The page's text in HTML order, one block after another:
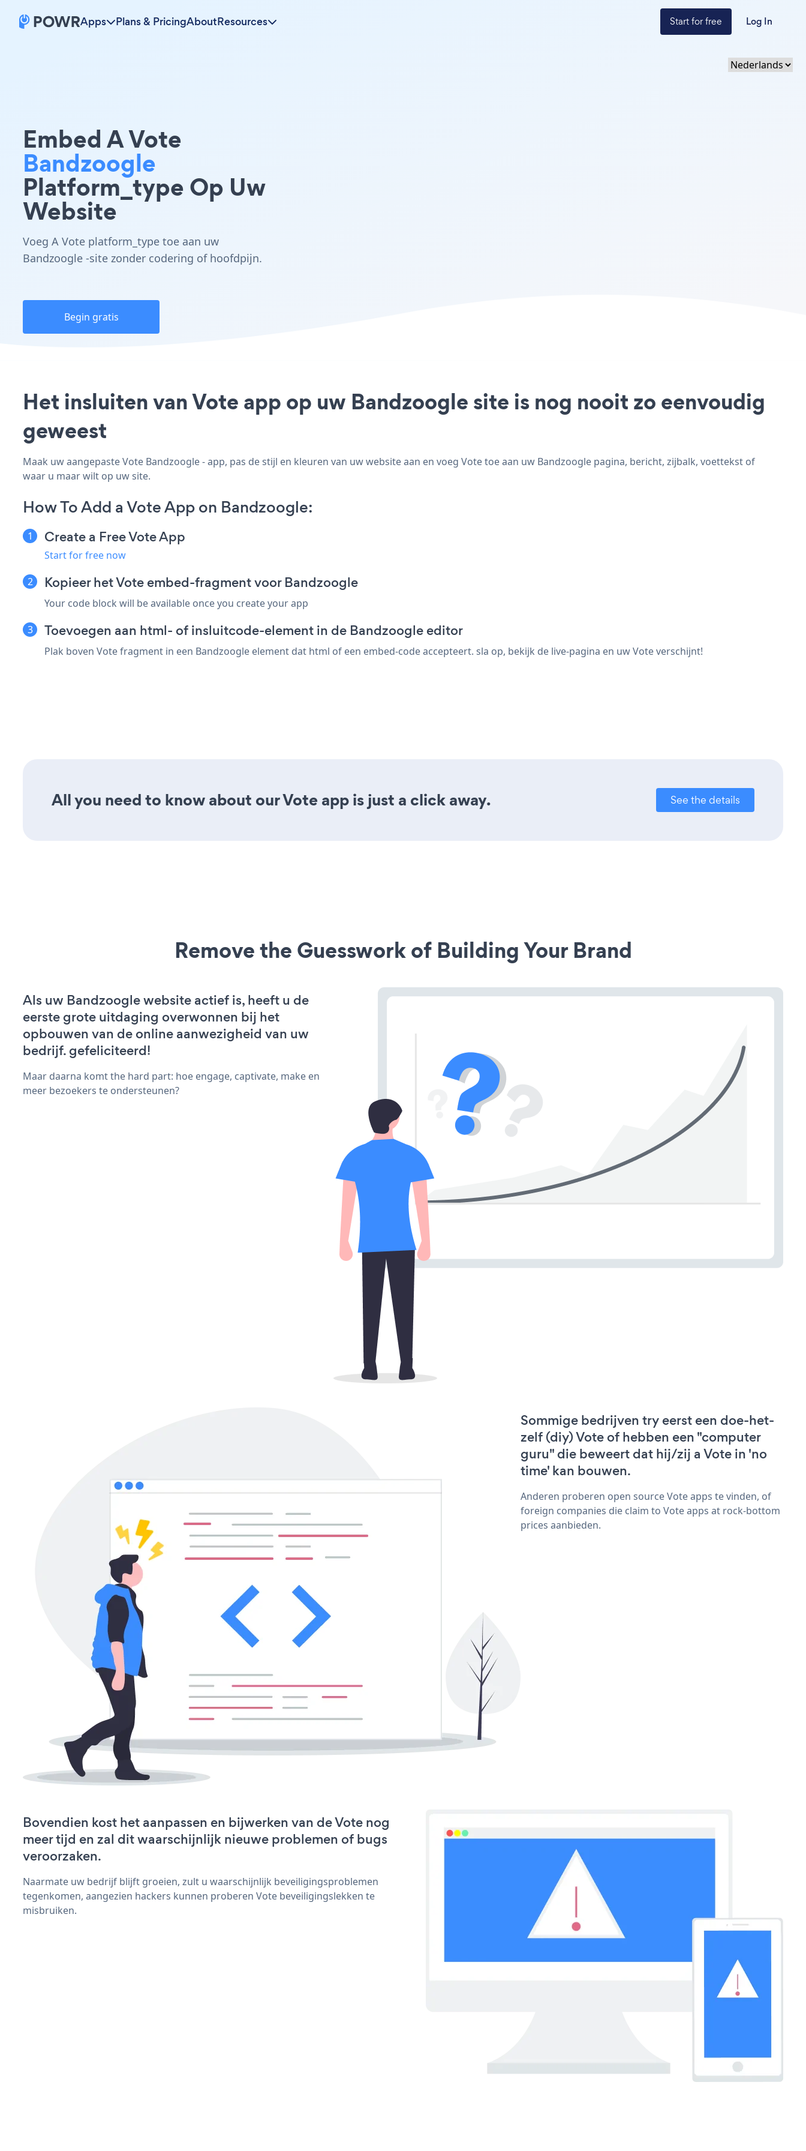
Apps Plans & PricingAboutResources Start for free Log In
Embed A Vote
Bandzoogle
Platform_type Op Uw
Website
Voeg A Vote platform_type toe aan uw
Bandzoogle -site zonder codering of hoofdpijn.
Begin gratis
Het insluiten van Vote app op uw Bandzoogle site is nog nooit zo eenvoudig
geweest
Maak uw aangepaste Vote Bandzoogle - app, pas de stijl en kleuren van uw website aan en voeg Vote toe aan uw Bandzoogle pagina, bericht, zijbalk, voettekst of
waar u maar wilt op uw site.
How To Add a Vote App on Bandzoogle:
Create a Free Vote App
Start for free now
Kopieer het Vote embed-fragment voor Bandzoogle
Your code block will be available once you create your app
Toevoegen aan html- of insluitcode-element in de Bandzoogle editor
Plak boven Vote fragment in een Bandzoogle element dat html of een embed-code accepteert. sla op, bekijk de live-pagina en uw Vote verschijnt!
All you need to know about our Vote app is just a click away. See the details
Remove the Guesswork of Building Your Brand
Als uw Bandzoogle website actief is, heeft u de
eerste grote uitdaging overwonnen bij het
opbouwen van de online aanwezigheid van uw
bedrijf. gefeliciteerd!
Maar daarna komt the hard part: hoe engage, captivate, make en
meer bezoekers te ondersteunen?
Sommige bedrijven try eerst een doe-het-
zelf (diy) Vote of hebben een "computer
guru" die beweert dat hij/zij a Vote in 'no
time' kan bouwen.
Anderen proberen open source Vote apps te vinden, of
foreign companies die claim to Vote apps at rock-bottom
prices aanbieden.
Bovendien kost het aanpassen en bijwerken van de Vote nog
meer tijd en zal dit waarschijnlijk nieuwe problemen of bugs
veroorzaken.
Naarmate uw bedrijf blijft groeien, zult u waarschijnlijk beveiligingsproblemen
tegenkomen, aangezien hackers kunnen proberen Vote beveiligingslekken te
misbruiken.